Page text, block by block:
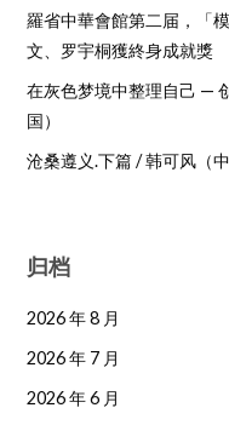
羅省中華會館第二届，「
文、罗宇桐獲終身成就獎
在灰色梦境中整理自己 —
国）
沧桑遵义.下篇 / 韩可风（中
归档
2026 年 8 月
2026 年 7 月
2026 年 6 月